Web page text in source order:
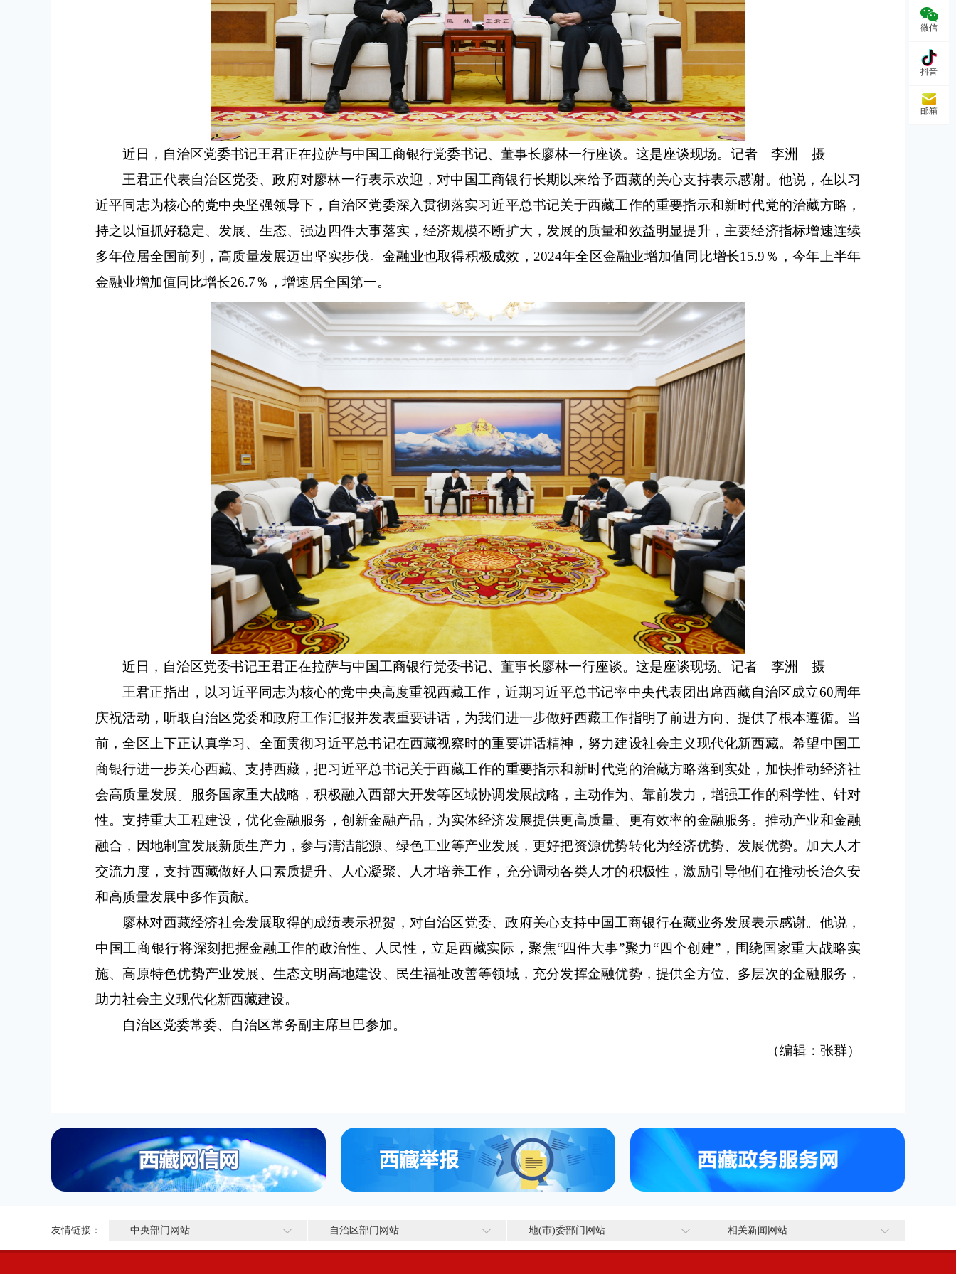
近日，自治区党委书记王君正在拉萨与中国工商银行党委书记、董事长廖林一行座谈。这是座谈现场。记者 李洲 摄
王君正代表自治区党委、政府对廖林一行表示欢迎，对中国工商银行长期以来给予西藏的关心支持表示感谢。他说，在以习
近平同志为核心的党中央坚强领导下，自治区党委深入贯彻落实习近平总书记关于西藏工作的重要指示和新时代党的治藏方略，
持之以恒抓好稳定、发展、生态、强边四件大事落实，经济规模不断扩大，发展的质量和效益明显提升，主要经济指标增速连续
多年位居全国前列，高质量发展迈出坚实步伐。金融业也取得积极成效，2024年全区金融业增加值同比增长15.9％，今年上半年
金融业增加值同比增长26.7％，增速居全国第一。
近日，自治区党委书记王君正在拉萨与中国工商银行党委书记、董事长廖林一行座谈。这是座谈现场。记者 李洲 摄
王君正指出，以习近平同志为核心的党中央高度重视西藏工作，近期习近平总书记率中央代表团出席西藏自治区成立60周年
庆祝活动，听取自治区党委和政府工作汇报并发表重要讲话，为我们进一步做好西藏工作指明了前进方向、提供了根本遵循。当
前，全区上下正认真学习、全面贯彻习近平总书记在西藏视察时的重要讲话精神，努力建设社会主义现代化新西藏。希望中国工
商银行进一步关心西藏、支持西藏，把习近平总书记关于西藏工作的重要指示和新时代党的治藏方略落到实处，加快推动经济社
会高质量发展。服务国家重大战略，积极融入西部大开发等区域协调发展战略，主动作为、靠前发力，增强工作的科学性、针对
性。支持重大工程建设，优化金融服务，创新金融产品，为实体经济发展提供更高质量、更有效率的金融服务。推动产业和金融
融合，因地制宜发展新质生产力，参与清洁能源、绿色工业等产业发展，更好把资源优势转化为经济优势、发展优势。加大人才
交流力度，支持西藏做好人口素质提升、人心凝聚、人才培养工作，充分调动各类人才的积极性，激励引导他们在推动长治久安
和高质量发展中多作贡献。
廖林对西藏经济社会发展取得的成绩表示祝贺，对自治区党委、政府关心支持中国工商银行在藏业务发展表示感谢。他说，
中国工商银行将深刻把握金融工作的政治性、人民性，立足西藏实际，聚焦“四件大事”聚力“四个创建”，围绕国家重大战略实
施、高原特色优势产业发展、生态文明高地建设、民生福祉改善等领域，充分发挥金融优势，提供全方位、多层次的金融服务，
助力社会主义现代化新西藏建设。
自治区党委常委、自治区常务副主席旦巴参加。
（编辑：张群）
友情链接： 中央部门网站 自治区部门网站 地(市)委部门网站 相关新闻网站
微信
抖音
邮箱